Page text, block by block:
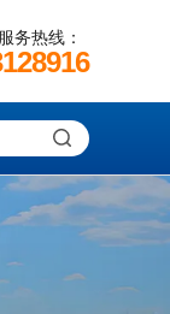
务热线：